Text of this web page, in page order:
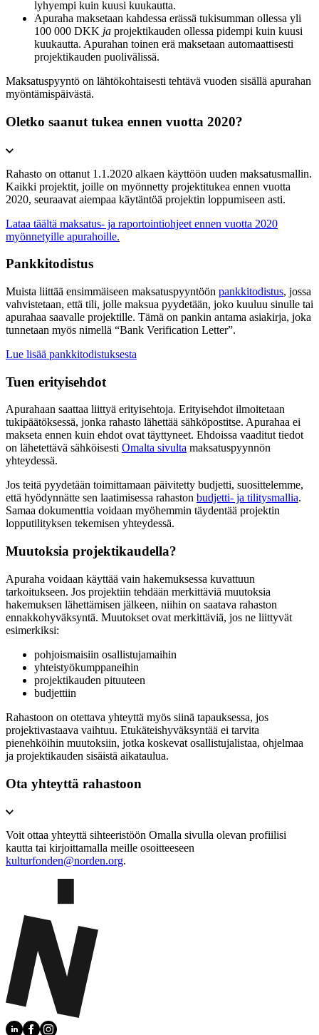
lyhyempi kuin kuusi kuukautta.
Apuraha maksetaan kahdessa erässä tukisumman ollessa yli
100 000 DKK ja projektikauden ollessa pidempi kuin kuusi
kuukautta. Apurahan toinen erä maksetaan automaattisesti
projektikauden puolivälissä.
Maksatuspyyntö on lähtökohtaisesti tehtävä vuoden sisällä apurahan
myöntämispäivästä.
Oletko saanut tukea ennen vuotta 2020?
Rahasto on ottanut 1.1.2020 alkaen käyttöön uuden maksatusmallin.
Kaikki projektit, joille on myönnetty projektitukea ennen vuotta
2020, seuraavat aiempaa käytäntöä projektin loppumiseen asti.
Lataa täältä maksatus- ja raportointiohjeet ennen vuotta 2020
myönnetyille apurahoille.
Pankkitodistus
Muista liittää ensimmäiseen maksatuspyyntöön pankkitodistus, jossa
vahvistetaan, että tili, jolle maksua pyydetään, joko kuuluu sinulle tai
apurahaa saavalle projektille. Tämä on pankin antama asiakirja, joka
tunnetaan myös nimellä “Bank Verification Letter”.
Lue lisää pankkitodistuksesta
Tuen erityisehdot
Apurahaan saattaa liittyä erityisehtoja. Erityisehdot ilmoitetaan
tukipäätöksessä, jonka rahasto lähettää sähköpostitse. Apurahaa ei
makseta ennen kuin ehdot ovat täyttyneet. Ehdoissa vaaditut tiedot
on lähetettävä sähköisesti Omalta sivulta maksatuspyynnön
yhteydessä.
Jos teitä pyydetään toimittamaan päivitetty budjetti, suosittelemme,
että hyödynnätte sen laatimisessa rahaston budjetti- ja tilitysmallia.
Samaa dokumenttia voidaan myöhemmin täydentää projektin
lopputilityksen tekemisen yhteydessä.
Muutoksia projektikaudella?
Apuraha voidaan käyttää vain hakemuksessa kuvattuun
tarkoitukseen. Jos projektiin tehdään merkittäviä muutoksia
hakemuksen lähettämisen jälkeen, niihin on saatava rahaston
ennakkohyväksyntä. Muutokset ovat merkittäviä, jos ne liittyvät
esimerkiksi:
pohjoismaisiin osallistujamaihin
yhteistyökumppaneihin
projektikauden pituuteen
budjettiin
Rahastoon on otettava yhteyttä myös siinä tapauksessa, jos
projektivastaava vaihtuu. Etukäteishyväksyntää ei tarvita
pienehköihin muutoksiin, jotka koskevat osallistujalistaa, ohjelmaa
ja projektikauden sisäistä aikataulua.
Ota yhteyttä rahastoon
Voit ottaa yhteyttä sihteeristöön Omalla sivulla olevan profiilisi
kautta tai kirjoittamalla meille osoitteeseen
kulturfonden@norden.org.